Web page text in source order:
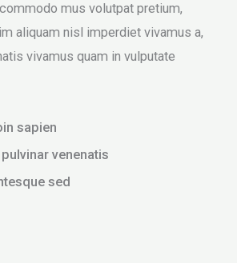
mus volutpat pretium,
aliquam nisl imperdiet vivamus a,
vivamus quam in vulputate
sapien
venenatis
sed